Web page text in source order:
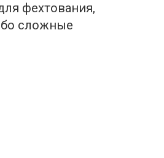
фехтования,
сложные